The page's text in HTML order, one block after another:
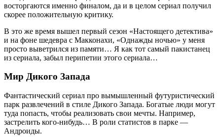
восторгаются именно финалом, да и в целом сериал получил
скорее положительную критику.
В это же время вышел первый сезон «Настоящего детектива»
и на фоне шедевра с Макконахи, «Однажды ночью» у меня
просто выветрился из памяти… Я как тот самый пакистанец
из сериала, забыл перипетии этого сериала…
Мир Дикого Запада
Фантастический сериал про вымышленный футуристический
парк развлечений в стиле Дикого Запада. Богатые люди могут
туда попасть, чтобы реализовать свои мечты. Например,
застрелить кого-нибудь… В роли статистов в парке —
Андроиды.